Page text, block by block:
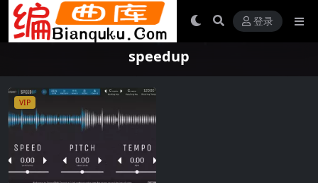
登录
speedup
VIP